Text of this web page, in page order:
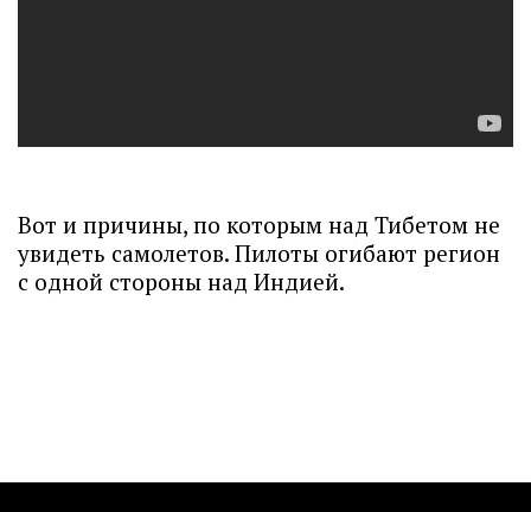
Вот и причины, по которым над Тибетом не
увидеть самолетов. Пилоты огибают регион
с одной стороны над Индией.